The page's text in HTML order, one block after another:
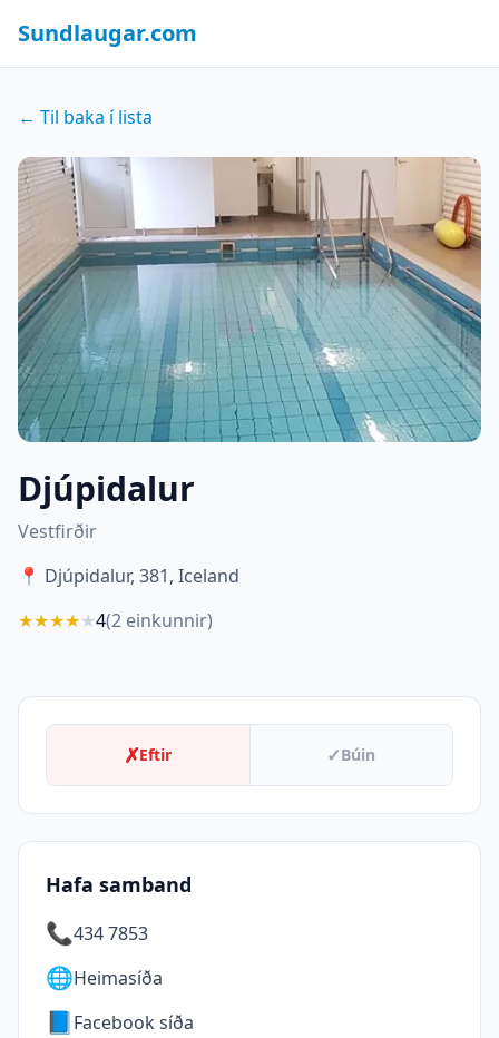
Sundlaugar.com
← Til baka í lista
Djúpidalur
Vestfirðir
📍 Djúpidalur, 381, Iceland
★★★★★4(2 einkunnir)
✗Eftir ✓Búin
Hafa samband
📞434 7853
🌐Heimasíða
📘Facebook síða